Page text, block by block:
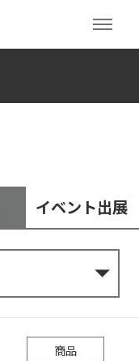
イベント出展
商品